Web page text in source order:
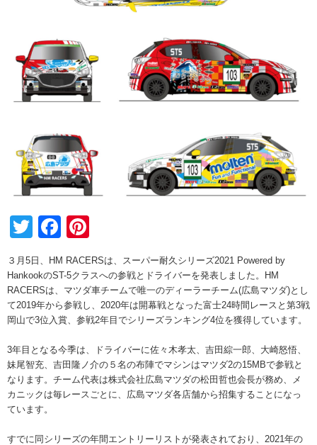
TwitterFacebook
３月5日、HM RACERSは、スーパー耐久シリーズ2021 Powered by
HankookのST-5クラスへの参戦とドライバーを発表しました。HM
RACERSは、マツダ車チームで唯一のディーラーチーム(広島マツダ)とし
て2019年から参戦し、2020年は開幕戦となった富士24時間レースと第3戦
岡山で3位入賞、参戦2年目でシリーズランキング4位を獲得しています。
3年目となる今季は、ドライバーに佐々木孝太、吉田綜一郎、大崎怒悟、
妹尾智充、吉田隆ノ介の５名の布陣でマシンはマツダ2の15MBで参戦と
なります。チーム代表は株式会社広島マツダの松田哲也会長が務め、メ
カニックは毎レースごとに、広島マツダ各店舗から招集することになっ
ています。
すでに同シリーズの年間エントリーリストが発表されており、2021年の